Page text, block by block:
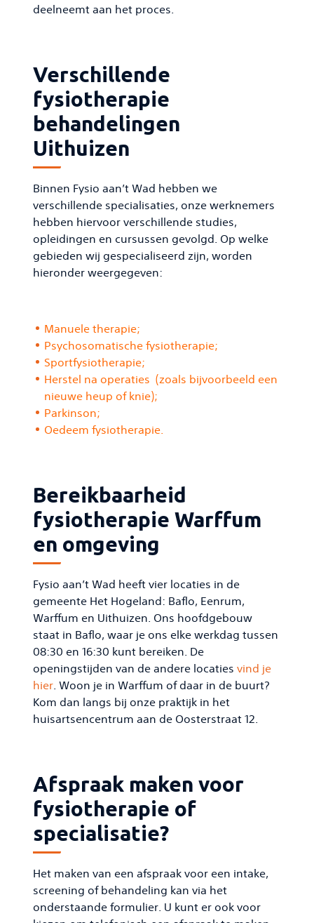
deelneemt aan het proces.
Verschillende
fysiotherapie
behandelingen
Uithuizen
Binnen Fysio aan’t Wad hebben we
verschillende specialisaties, onze werknemers
hebben hiervoor verschillende studies,
opleidingen en cursussen gevolgd. Op welke
gebieden wij gespecialiseerd zijn, worden
hieronder weergegeven:
Manuele therapie;
Psychosomatische fysiotherapie;
Sportfysiotherapie;
Herstel na operaties (zoals bijvoorbeeld een
nieuwe heup of knie);
Parkinson;
Oedeem fysiotherapie
Bereikbaarheid
fysiotherapie Warffum
en omgeving
Fysio aan’t Wad heeft vier locaties in de
gemeente Het Hogeland: Baflo, Eenrum,
Warffum en Uithuizen. Ons hoofdgebouw
staat in Baflo, waar je ons elke werkdag tussen
08:30 en 16:30 kunt bereiken. De
openingstijden van de andere locaties vind je
hier . Woon je in Warffum of daar in de buurt?
Kom dan langs bij onze praktijk in het
huisartsencentrum aan de Oosterstraat 12.
Afspraak maken voor
fysiotherapie of
specialisatie?
Het maken van een afspraak voor een intake,
screening of behandeling kan via het
onderstaande formulier. U kunt er ook voor